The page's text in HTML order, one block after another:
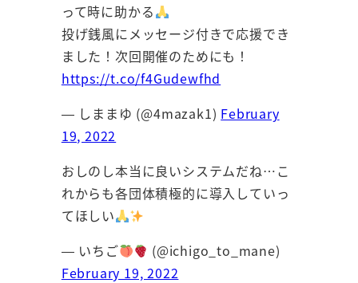
って時に助かる
投げ銭風にメッセージ付きで応援でき
ました！次回開催のためにも！
https://t.co/f4Gudewfhd
— しままゆ (@4mazak1) February
19, 2022
おしのし本当に良いシステムだね…こ
れからも各団体積極的に導入していっ
てほしい
— いちご
(@ichigo_to_mane)
February 19, 2022